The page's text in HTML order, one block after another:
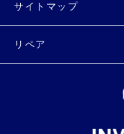
サイトマップ
リペア